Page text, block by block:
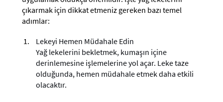
çıkarmak için dikkat etmeniz gereken bazı temel
adımlar:
Lekeyi Hemen Müdahale Edin
Yağ lekelerini bekletmek, kumaşın içine
derinlemesine işlemelerine yol açar. Leke taze
olduğunda, hemen müdahale etmek daha etkili
olacaktır.